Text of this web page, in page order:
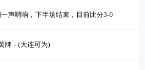
声哨响，下半场结束，目前比分3-0
牌 - (大连可为)